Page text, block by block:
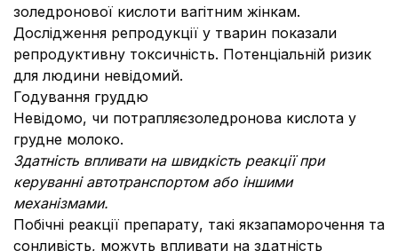
золедронової кислоти вагітним жінкам.
Дослідження репродукції у тварин показали
репродуктивну токсичність. Потенціальній ризик
для людини невідомий.
Годування груддю
Невідомо, чи потрапляєзоледронова кислота у
грудне молоко.
Здатність впливати на швидкість реакції при
керуванні автотранспортом або іншими
механізмами.
Побічні реакції препарату, такі якзапаморочення та
сонливість, можуть впливати на здатність